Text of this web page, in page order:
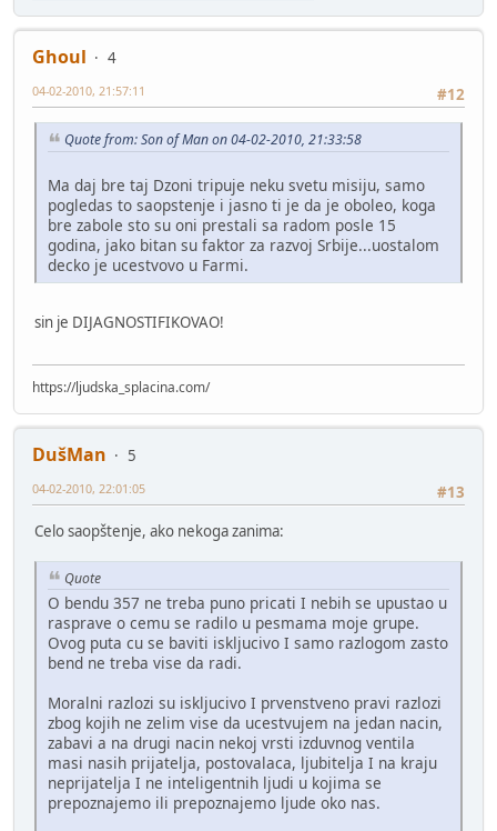
Ghoul
4
#12
04-02-2010, 21:57:11
Quote from: Son of Man on 04-02-2010, 21:33:58
Ma daj bre taj Dzoni tripuje neku svetu misiju, samo
pogledas to saopstenje i jasno ti je da je oboleo, koga
bre zabole sto su oni prestali sa radom posle 15
godina, jako bitan su faktor za razvoj Srbije...uostalom
decko je ucestvovo u Farmi.
sin je DIJAGNOSTIFIKOVAO!
https://ljudska_splacina.com/
DušMan
5
#13
04-02-2010, 22:01:05
Celo saopštenje, ako nekoga zanima:
Quote
O bendu 357 ne treba puno pricati I nebih se upustao u
rasprave o cemu se radilo u pesmama moje grupe.
Ovog puta cu se baviti iskljucivo I samo razlogom zasto
bend ne treba vise da radi.
Moralni razlozi su iskljucivo I prvenstveno pravi razlozi
zbog kojih ne zelim vise da ucestvujem na jedan nacin,
zabavi a na drugi nacin nekoj vrsti izduvnog ventila
masi nasih prijatelja, postovalaca, ljubitelja I na kraju
neprijatelja I ne inteligentnih ljudi u kojima se
prepoznajemo ili prepoznajemo ljude oko nas.